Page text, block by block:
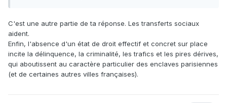
C'est une autre partie de ta réponse. Les transferts sociaux
aident.
Enfin, l'absence d'un état de droit effectif et concret sur place
incite la délinquence, la criminalité, les trafics et les pires dérives,
qui aboutissent au caractère particulier des enclaves parisiennes
(et de certaines autres villes françaises).